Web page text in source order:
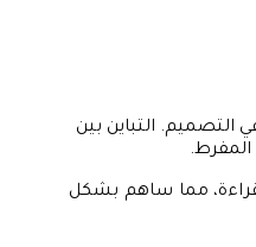
التصميم. التباين بين
المفرط.
مما ساهم بشكل